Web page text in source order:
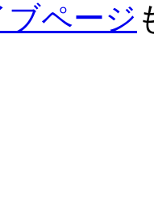
ページ